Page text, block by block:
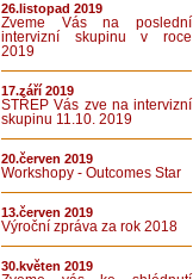
26.listopad 2019
Zveme Vás na poslední
intervizní skupinu v roce
2019
17.září 2019
STŘEP Vás zve na intervizní
skupinu 11.10. 2019
20.červen 2019
Workshopy - Outcomes Star
13.červen 2019
Výroční zpráva za rok 2018
30.květen 2019